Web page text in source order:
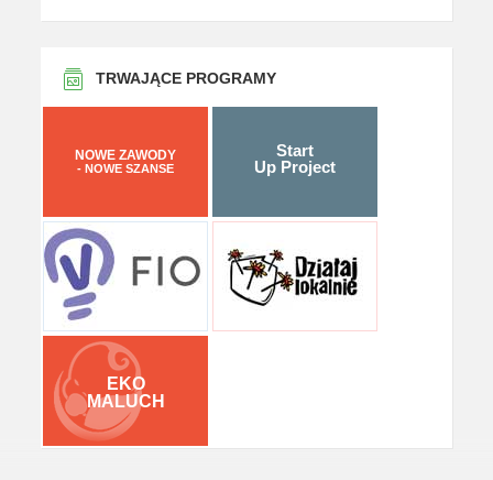
TRWAJĄCE PROGRAMY
NOWE ZAWODY
- NOWE SZANSE
Start
Up Project
EKO
MALUCH